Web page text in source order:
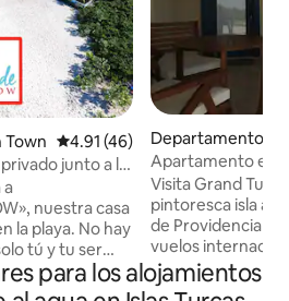
Town Calificación promedio: 4.91 de
4.91 (46)
junto a la
a
nuestra casa
la playa. No hay
tú y tu ser
si hubieras
privada.
Departamento
Town
Apartamento en
Visita Grand Turk
pintoresca isla a
de
vuelos
bienvenida a
belleza se une a
para los alojamientos